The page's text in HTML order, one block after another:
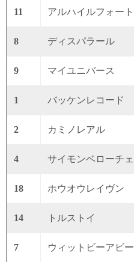
11 アルハイルフォート
8 ディスパラール
9 マイユニバース
1 バッケンレコード
2 カミノレアル
4 サイモンベローチェ
18 ホウオウレイヴン
14 トルストイ
7 ウィットビーアビー